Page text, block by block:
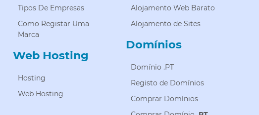
Tipos De Empresas
Como Registar Uma
Marca
Web Hosting
Hosting
Web Hosting
Alojamento Web Barato
Alojamento de Sites
Domínios
Domínio .PT
Registo de Domínios
Comprar Domínios